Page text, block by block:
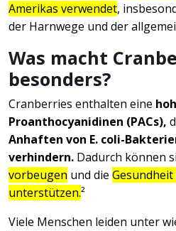
Amerikas verwendet,
der Harnwege und der
Was macht
besonders?
Cranberries enthalten eine
Proanthocyanidinen (PACs),
Anhaften von E. coli-
verhindern. Dadurch können
vorbeugen und die
unterstützen.²
Viele Menschen leiden unter